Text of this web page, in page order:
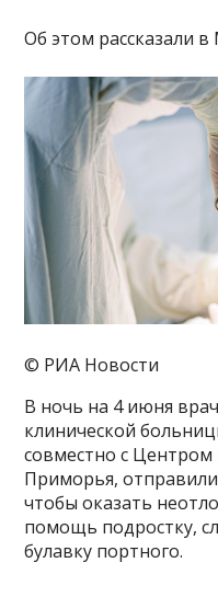
Об этом рассказали
© РИА Новости
В ночь на 4 июня
клинической
совместно с
Приморья,
чтобы оказать
помощь подростку,
булавку портного.